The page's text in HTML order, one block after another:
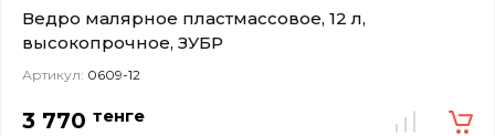
Ведро малярное пластмассовое, 12 л,
высокопрочное, ЗУБР
Артикул: 0609-12
3 770 тенге